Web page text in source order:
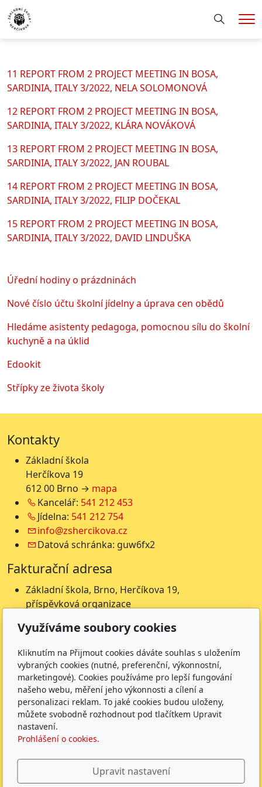
Hledání
11 REPORT FROM 2 PROJECT MEETING IN BOSA,
SARDINIA, ITALY 3/2022, NELA SOLOMONOVÁ
12 REPORT FROM 2 PROJECT MEETING IN BOSA,
SARDINIA, ITALY 3/2022, KLÁRA NOVÁKOVÁ
13 REPORT FROM 2 PROJECT MEETING IN BOSA,
SARDINIA, ITALY 3/2022, JAN ROUBAL
14 REPORT FROM 2 PROJECT MEETING IN BOSA,
SARDINIA, ITALY 3/2022, FILIP DOČEKAL
15 REPORT FROM 2 PROJECT MEETING IN BOSA,
SARDINIA, ITALY 3/2022, DAVID LINDUŠKA
Úřední hodiny o prázdninách
Nové číslo účtu školní jídelny a úprava cen obědů
Hledáme asistenty pedagoga, pomocnou sílu do školní
kuchyně a na úklid
Edookit
Střípky ze života školy
Kontakty
Základní škola
Herčíkova 19
612 00 Brno → mapa
Kancelář: 541 212 453
Jídelna: 541 212 754
info@zshercikova.cz
Datová schránka: guw6fx2
Fakturační adresa
Základní škola, Brno, Herčíkova 19,
příspěvková organizace
612 00 Brno
IČ: 62157116
Nejsme plátci DPH
Čísla účtů
Škola: 27225621/0100
Jídelna: 1027831896/0100
Sledujte nás
Využíváme soubory cookies
Kliknutím na Přijmout cookies dáváte souhlas s uložením
vybraných cookies (nutné, preferenční, výkonnostní,
marketingové). Cookies používáme pro lepší fungování
našeho webu, měření jeho výkonnosti a cílení a
personalizaci reklam. To jaké cookies budou uloženy,
můžete svobodně rozhodnout pod tlačítkem Upravit
nastavení.
Prohlášení o cookies.
Upravit nastavení